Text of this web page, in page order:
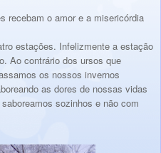
recebam o amor e a misericórdia
estações. Infelizmente a estação
Ao contrário dos ursos que
os nossos invernos
as dores de nossas vidas
sozinhos e não com